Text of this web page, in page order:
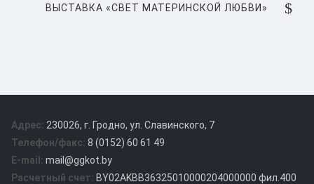
NEXT
ВЫСТАВКА «СВЕТ МАТЕРИНСКОЙ ЛЮБВИ»
Адрес: 230026, г. Гродно, ул. Славинского, 7
Телефон/факс: 8 (0152) 60 61 49
E-mail: mail@ggkot.by
Расчетный счет: BY02AKBB36325010000204000000 фил.400